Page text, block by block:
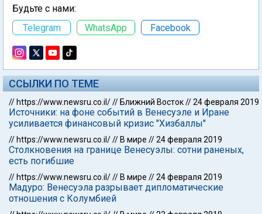
Будьте с нами:
Telegram
WhatsApp Facebook
ССЫЛКИ ПО ТЕМЕ
// https://www.newsru.co.il/// Ближний Восток//24 февраля 2019
Источники: на фоне событий в Венесуэле и Иране
усиливается финансовый кризис "Хизбаллы"
// https://www.newsru.co.il/// В мире //24 февраля 2019
Столкновения на границе Венесуэлы: сотни раненых,
есть погибшие
// https://www.newsru.co.il/// В мире //24 февраля 2019
Мадуро: Венесуэла разрывает дипломатические
отношения с Колумбией